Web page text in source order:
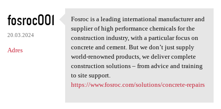
fosroc001
20.03.2024
Adres
Fosroc is a leading
Fosroc is a leading international manufacturer and
supplier of high performance chemicals for the
construction industry, with a particular focus on
concrete and cement. But we don’t just supply
world-renowned products, we deliver complete
construction solutions – from advice and training
to site support.
https://www.fosroc.com/solutions/concrete-repairs